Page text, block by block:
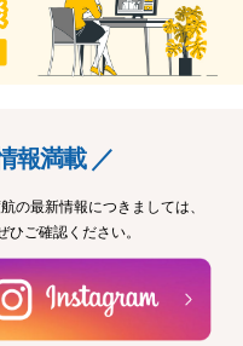
報満載 ／
の最新情報につきましては、
ご確認ください。